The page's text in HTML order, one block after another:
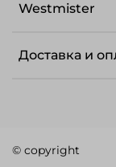
Westmister
Доставка и
© copyright